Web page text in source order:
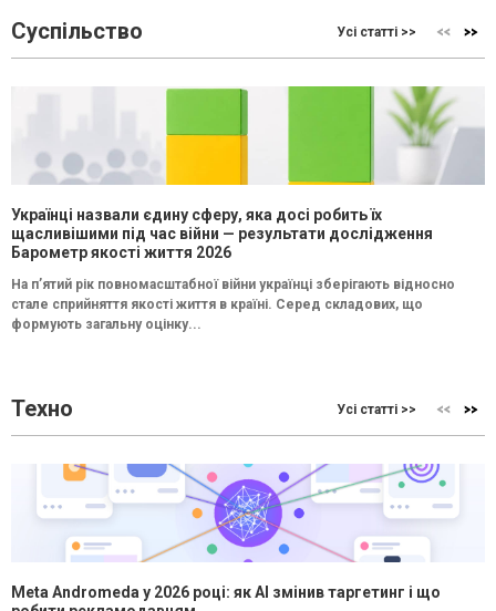
Суспільство Усі статті >>
Українці назвали єдину сферу, яка досі робить їх
щасливішими під час війни — результати дослідження
Барометр якості життя 2026
На п’ятий рік повномасштабної війни українці зберігають відносно
стале сприйняття якості життя в країні. Серед складових, що
формують загальну оцінку...
Техно Усі статті >>
Meta Andromeda у 2026 році: як AI змінив таргетинг і що